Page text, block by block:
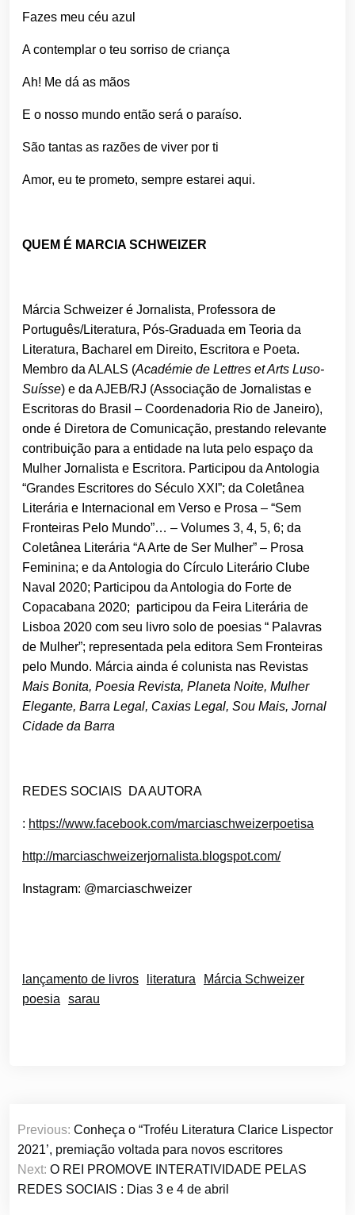
Fazes meu céu azul
A contemplar o teu sorriso de criança
Ah! Me dá as mãos
E o nosso mundo então será o paraíso.
São tantas as razões de viver por ti
Amor, eu te prometo, sempre estarei aqui.
QUEM É MARCIA SCHWEIZER
Márcia Schweizer é Jornalista, Professora de
Português/Literatura, Pós-Graduada em Teoria da
Literatura, Bacharel em Direito, Escritora e Poeta.
Membro da ALALS (Académie de Lettres et Arts Luso-
Suísse) e da AJEB/RJ (Associação de Jornalistas e
Escritoras do Brasil – Coordenadoria Rio de Janeiro),
onde é Diretora de Comunicação, prestando relevante
contribuição para a entidade na luta pelo espaço da
Mulher Jornalista e Escritora. Participou da Antologia
“Grandes Escritores do Século XXI”; da Coletânea
Literária e Internacional em Verso e Prosa – “Sem
Fronteiras Pelo Mundo”… – Volumes 3, 4, 5, 6; da
Coletânea Literária “A Arte de Ser Mulher” – Prosa
Feminina; e da Antologia do Círculo Literário Clube
Naval 2020; Participou da Antologia do Forte de
Copacabana 2020; participou da Feira Literária de
Lisboa 2020 com seu livro solo de poesias “ Palavras
de Mulher”; representada pela editora Sem Fronteiras
pelo Mundo. Márcia ainda é colunista nas Revistas
Mais Bonita, Poesia Revista, Planeta Noite, Mulher
Elegante, Barra Legal, Caxias Legal, Sou Mais, Jornal
Cidade da Barra
REDES SOCIAIS DA AUTORA
: https://www.facebook.com/marciaschweizerpoetisa
http://marciaschweizerjornalista.blogspot.com/
Instagram: @marciaschweizer
lançamento de livros literatura
Márcia Schweizer
poesia sarau
Navegação
de
Post
Previous: Conheça o “Troféu Literatura Clarice Lispector
2021’, premiação voltada para novos escritores
Next: O REI PROMOVE INTERATIVIDADE PELAS
REDES SOCIAIS : Dias 3 e 4 de abril